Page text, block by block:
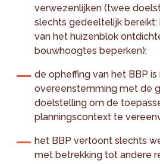
verwezenlijken (twee
slechts gedeeltelijk bereikt:
van het huizenblok
bouwhoogtes beperken);
de opheffing van het BBP is
overeenstemming met de
doelstelling om de
planningscontext te
het BBP vertoont slechts
met betrekking tot andere